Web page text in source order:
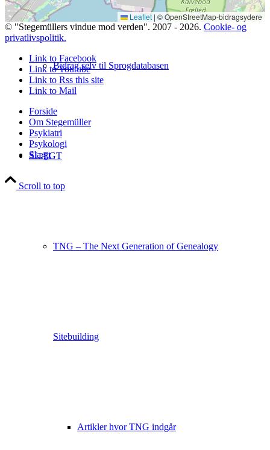
Bidrag selv til Sprogdatabasen
SLÆGT
TNG – The Next Generation of Genealogy
Sitebuilding
Artikler hvor TNG indgår
Leaflet | © OpenStreetMap-bidragsydere
© "Stegemüllers vindue mod verden". 2007 - 2026. Cookie- og
privatlivspolitik.
Link to Facebook
Link to Youtube
Link to Rss this site
Link to Mail
Forside
Om Stegemüller
Psykiatri
Psykologi
Slægt
Scroll to top